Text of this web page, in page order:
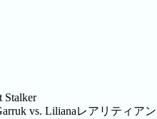
Stalker
vs. Lilianaレアリティ アン